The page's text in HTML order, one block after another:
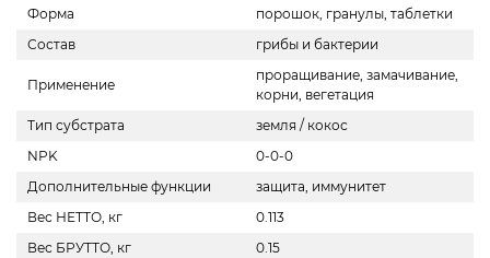
Форма
порошок, гранулы, таблетки
Состав
грибы и бактерии
Применение
проращивание, замачивание,
корни, вегетация
Тип субстрата
земля / кокос
NPK
0-0-0
Дополнительные функции
защита, иммунитет
Вес НЕТТО, кг
0.113
Вес БРУТТО, кг
0.15